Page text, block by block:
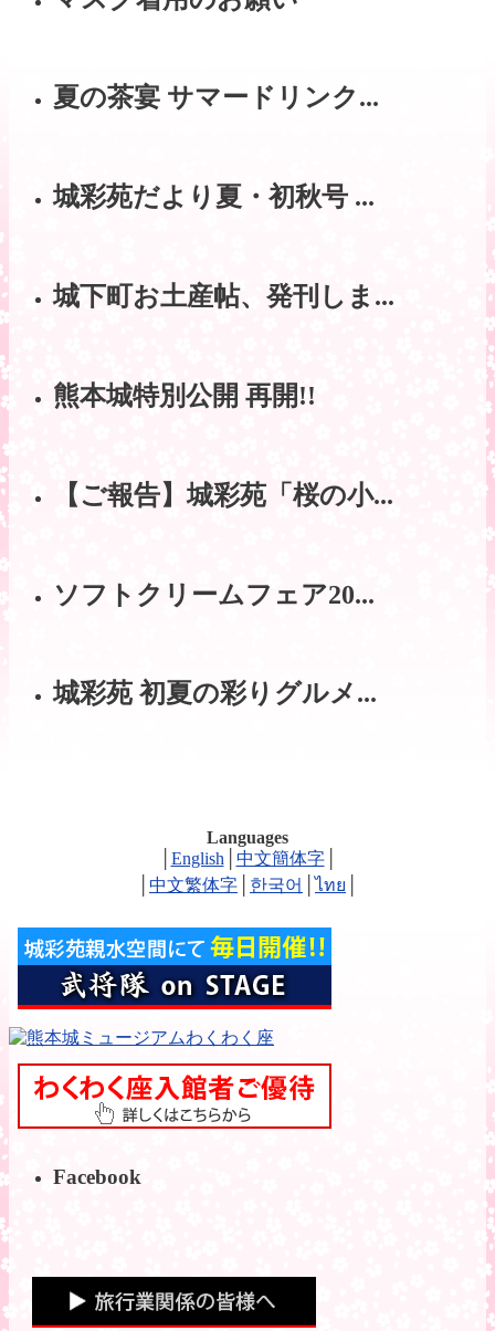
夏の茶宴 サマードリンク...
城彩苑だより夏・初秋号 ...
城下町お土産帖、発刊しま...
熊本城特別公開 再開!!
【ご報告】城彩苑「桜の小...
ソフトクリームフェア20...
城彩苑 初夏の彩りグルメ...
Languages
English 中文簡体字│
中文繁体字 한국어 │ไทย
Facebook